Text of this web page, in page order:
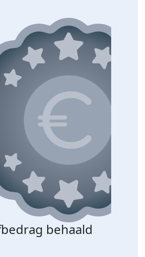
behaald